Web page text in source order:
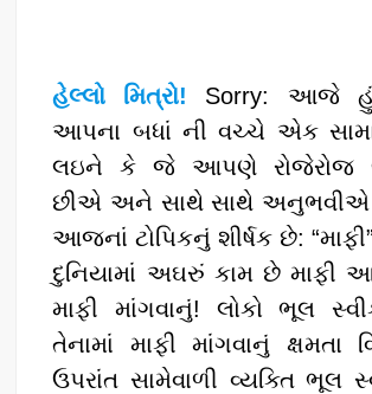
હેલ્લો મિત્રો!
Sorry: આજે
આપના બધાં ની વચ્ચે એક
લઇને કે જે આપણે રોજેરોજ
છીએ અને સાથે સાથે
આજનાં ટોપિકનું શીર્ષક છે:
દુનિયામાં અઘરું કામ છે માફી
માફી માંગવાનું! લોકો ભૂલ
તેનામાં માફી માંગવાનું ક્ષમતા
ઉપરાંત સામેવાળી વ્યક્તિ ભૂલ